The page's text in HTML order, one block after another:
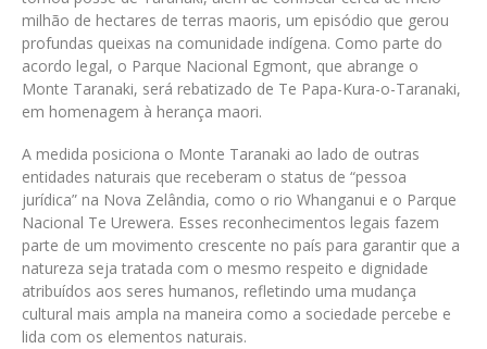
milhão de hectares de terras maoris, um episódio que gerou
profundas queixas na comunidade indígena. Como parte do
acordo legal, o Parque Nacional Egmont, que abrange o
Monte Taranaki, será rebatizado de Te Papa-Kura-o-Taranaki,
em homenagem à herança maori.
A medida posiciona o Monte Taranaki ao lado de outras
entidades naturais que receberam o status de “pessoa
jurídica” na Nova Zelândia, como o rio Whanganui e o Parque
Nacional Te Urewera. Esses reconhecimentos legais fazem
parte de um movimento crescente no país para garantir que a
natureza seja tratada com o mesmo respeito e dignidade
atribuídos aos seres humanos, refletindo uma mudança
cultural mais ampla na maneira como a sociedade percebe e
lida com os elementos naturais.